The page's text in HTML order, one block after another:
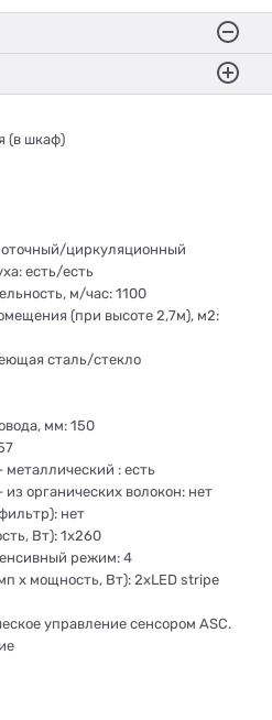
(в шкаф)
циркуляционный
есть/есть
м/час: 1100
(при высоте 2,7м), м2:
сталь/стекло
мм: 150
: есть
органических волокон: нет
нет
Вт): 1х260
режим: 4
x мощность, Вт): 2хLED stripe
управление сенсором ASC.